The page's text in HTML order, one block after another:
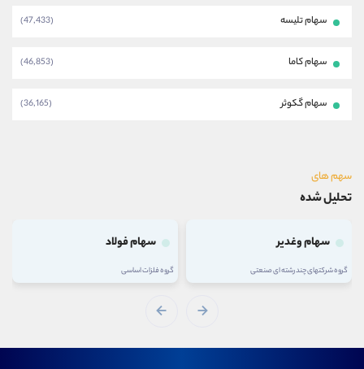
سهام تلیسه (47,433)
سهام کاما (46,853)
سهام گکوثر (36,165)
سهم های
تحلیل شده
سهام وغدیر
گروه شرکتهای چند رشته ای صنعتی
سهام فولاد
گروه فلزات اساسی